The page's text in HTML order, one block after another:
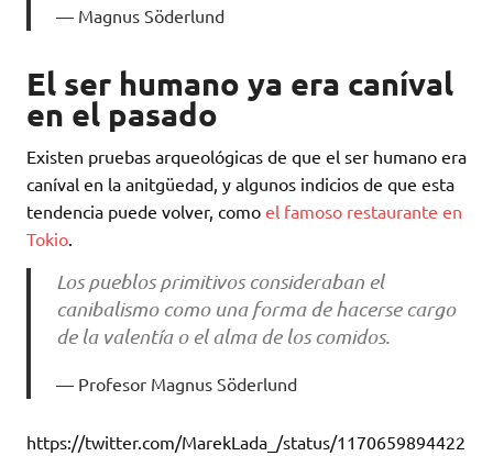
Magnus Söderlund
El ser humano ya era caníval
en el pasado
Existen pruebas arqueológicas de que el ser humano era
caníval en la anitgüedad, y algunos indicios de que esta
tendencia puede volver, como el famoso restaurante en
Tokio.
Los pueblos primitivos consideraban el
canibalismo como una forma de hacerse cargo
de la valentía o el alma de los comidos.
Profesor Magnus Söderlund
https://twitter.com/MarekLada_/status/1170659894422